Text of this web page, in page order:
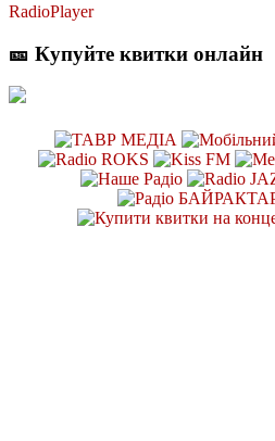
RadioPlayer
🎫 Купуйте квитки онлайн